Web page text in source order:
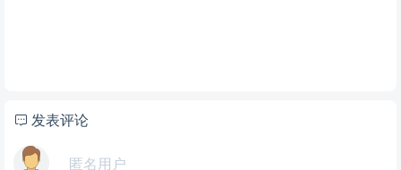
发表评论